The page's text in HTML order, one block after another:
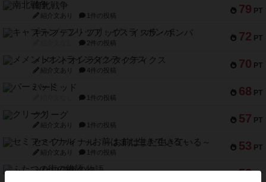
79 PT
南北戦争
紹介文あり 1件の投稿
72 PT
キャプテン・フリップ：イスラ・ボンバ
2件の投稿
70 PT
メメントオンラインタクティクス
紹介文あり 4件の投稿
68 PT
パーミッド
1件の投稿
57 PT
クリーグ
紹介文あり 1件の投稿
53 PT
セミファイナル ～お前はまだ生きている～
紹介文あり 1件の投稿
52 PT
ふたつの街の物語